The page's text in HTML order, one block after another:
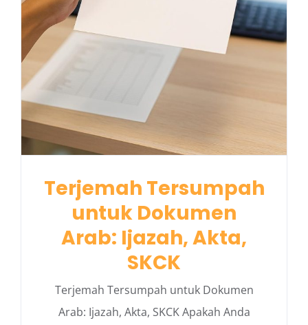
Terjemah Tersumpah
untuk Dokumen
Arab: Ijazah, Akta,
SKCK
Terjemah Tersumpah untuk Dokumen
Arab: Ijazah, Akta, SKCK Apakah Anda